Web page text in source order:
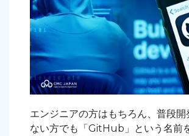
エンジニアの方はもちろん、普段開
ない方でも「GitHub」という名前